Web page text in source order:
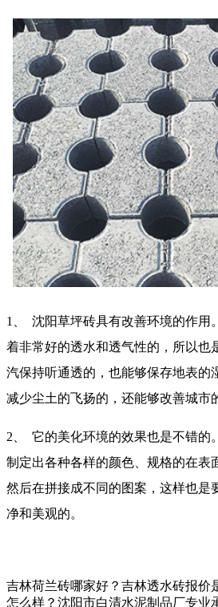
1、
沈阳草坪砖具有改善环境的作用
着非常好的透水和透气性的，所以也
汽保持听通透的，也能够保存地表的
减少尘土的飞扬的，还能够改善城市
2、
它的美化环境的效果也是不错的
制定出各种各样的颜色、规格的在表
然后在拼接成不同的图案，这样也是
净和美观的。
吉林荷兰砖哪家好？吉林透水砖报价
怎么样？沈阳市白清水泥制品厂专业